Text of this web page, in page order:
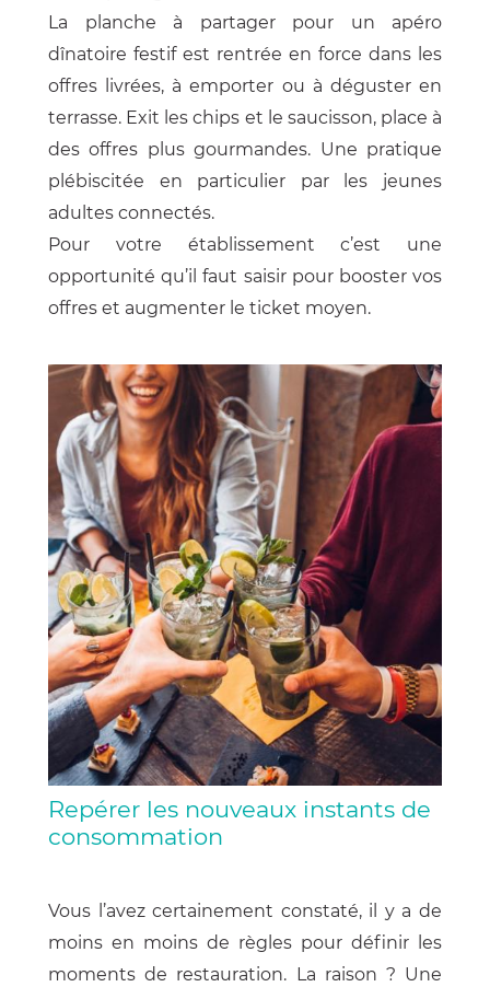
La planche à partager pour un apéro
dînatoire festif est rentrée en force dans les
offres livrées, à emporter ou à déguster en
terrasse. Exit les chips et le saucisson, place à
des offres plus gourmandes. Une pratique
plébiscitée en particulier par les jeunes
adultes connectés.
Pour votre établissement c’est une
opportunité qu’il faut saisir pour booster vos
offres et augmenter le ticket moyen.
Repérer les nouveaux instants de
consommation
Vous l’avez certainement constaté, il y a de
moins en moins de règles pour définir les
moments de restauration. La raison ? Une